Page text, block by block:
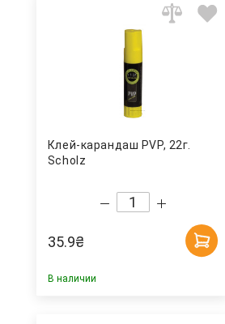
Клей-карандаш PVP, 22г.
Scholz
35.9₴
В наличии